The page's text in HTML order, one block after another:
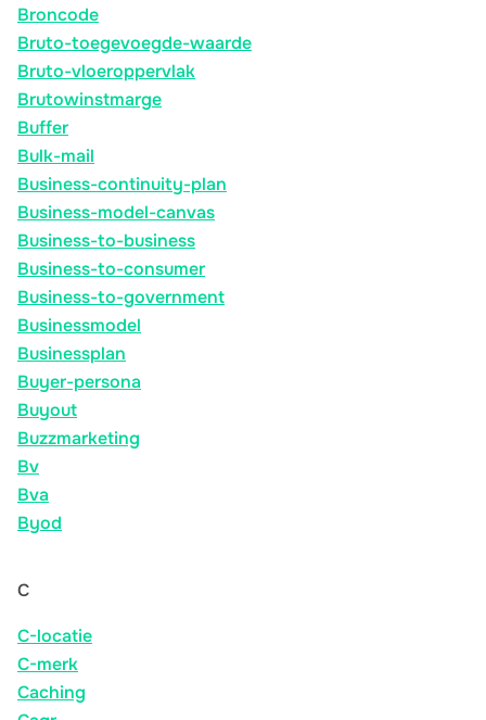
Broncode
Bruto-toegevoegde-waarde
Bruto-vloeroppervlak
Brutowinstmarge
Buffer
Bulk-mail
Business-continuity-plan
Business-model-canvas
Business-to-business
Business-to-consumer
Business-to-government
Businessmodel
Businessplan
Buyer-persona
Buyout
Buzzmarketing
Bv
Bva
Byod
C
C-locatie
C-merk
Caching